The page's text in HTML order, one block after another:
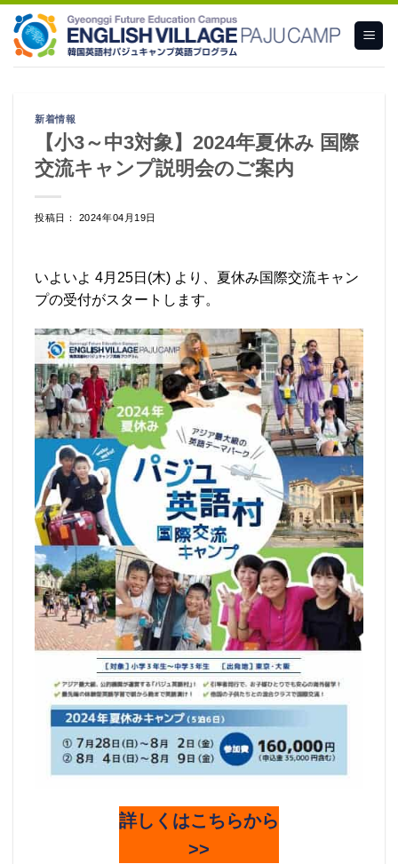
content
新着情報
【小3～中3対象】2024年夏休み 国際
交流キャンプ説明会のご案内
投稿日： 2024年04月19日
いよいよ 4月25日(木) より、夏休み国際交流キャン
プの受付がスタートします。
詳しくはこちらから
>>